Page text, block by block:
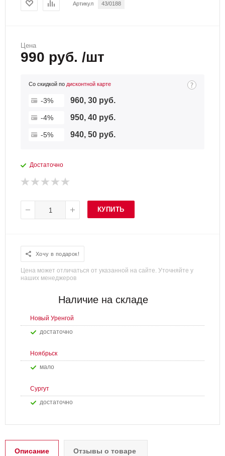
Артикул 43/0188
Цена
990 руб. /шт
Со скидкой по дисконтной карте
-3% 960, 30 руб.
-4% 950, 40 руб.
-5% 940, 50 руб.
Достаточно
КУПИТЬ
Хочу в подарок!
Цена может отличаться от указанной на сайте. Уточняйте у
наших менеджеров
Наличие на складе
Новый Уренгой
Достаточно
Ноябрьск
Мало
Сургут
Достаточно
Описание Отзывы о товаре